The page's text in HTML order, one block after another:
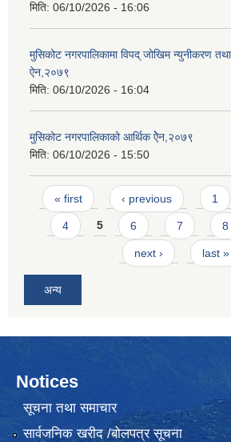
मिति: 06/10/2026 - 16:06
मुसिकोट नगरपालिकामा विपद् जोखिम न्युनीकरण
ऐन,२०७९
मिति: 06/10/2026 - 16:04
मुसिकोट नगरपालिकाको आर्थिक ऐेन,२०७९
मिति: 06/10/2026 - 15:50
Pages
« first ‹ previous 1
4 5 6 7 8
next › last »
अन्य
Notices
सूचना तथा समाचार
सार्वजनिक खरीद /बोलपत्र सूचना